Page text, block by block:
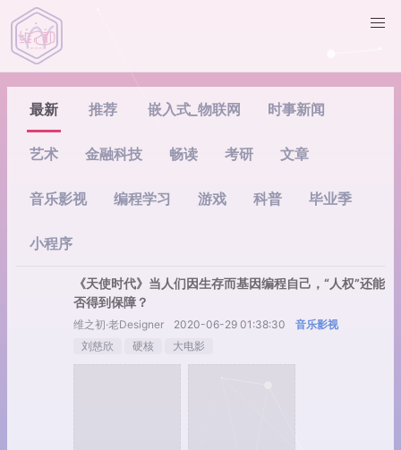
最新 推荐 嵌入式_物联网 时事新闻
艺术 金融科技 畅读 考研 文章
音乐影视 编程学习 游戏 科普 毕业季
小程序
《天使时代》当人们因生存而基因编程自己，“人权”还能
否得到保障？
维之初·老Designer 2020-06-29 01:38:30
音乐影视
刘慈欣
硬核 大电影